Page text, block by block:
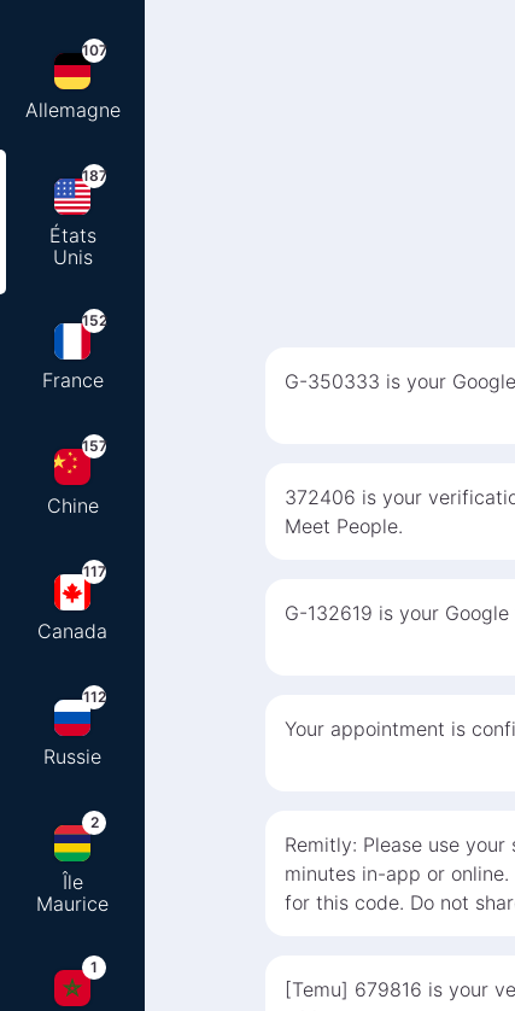
107
Allemagne
187
États
Unis
152
France
157
Chine
117
Canada
112
Russie
2
Île
Maurice
1
G-350333 is your
372406 is your
Meet People.
G-132619 is your
Your appointment is
Remitly: Please use
minutes in-app or
for this code. Do not
[Temu] 679816 is your